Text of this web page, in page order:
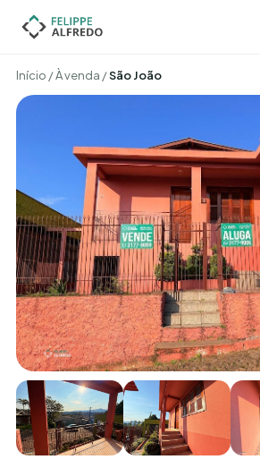
Início /À venda /São João